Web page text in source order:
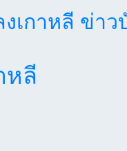
เกาหลี ข่าว
หลี